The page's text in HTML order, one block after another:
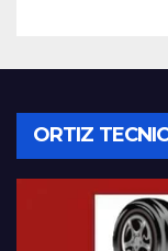
ORTIZ